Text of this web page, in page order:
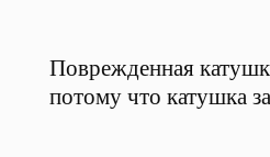
Поврежденная
потому что катушка